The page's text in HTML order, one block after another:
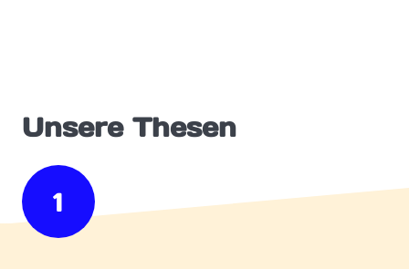
Unsere Thesen
Wir wollen so verschieden
1